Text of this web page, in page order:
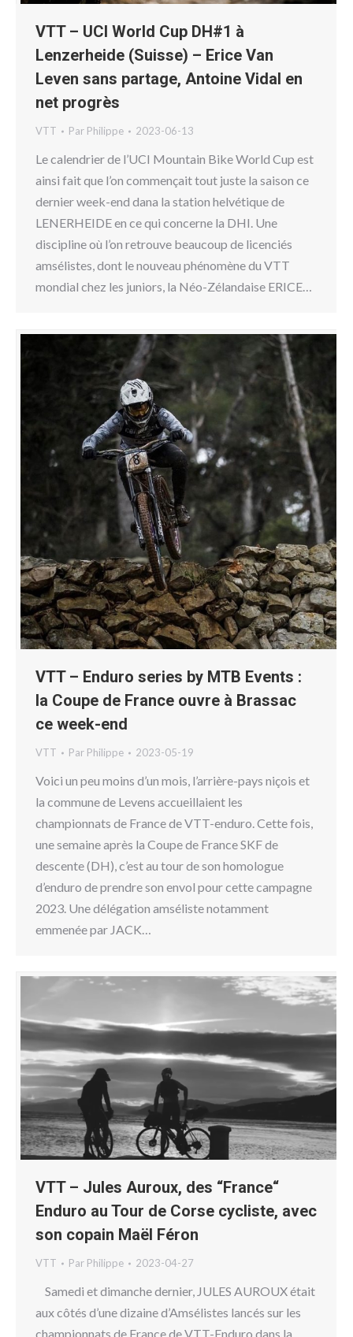
VTT – UCI World Cup DH#1 à
Lenzerheide (Suisse) – Erice Van
Leven sans partage, Antoine Vidal en
net progrès
VTT Par Philippe 2023-06-13
Le calendrier de l’UCI Mountain Bike World Cup est
ainsi fait que l’on commençait tout juste la saison ce
dernier week-end dana la station helvétique de
LENERHEIDE en ce qui concerne la DHI. Une
discipline où l’on retrouve beaucoup de licenciés
amsélistes, dont le nouveau phénomène du VTT
mondial chez les juniors, la Néo-Zélandaise ERICE…
VTT – Enduro series by MTB Events :
la Coupe de France ouvre à Brassac
ce week-end
VTT Par Philippe 2023-05-19
Voici un peu moins d’un mois, l’arrière-pays niçois et
la commune de Levens accueillaient les
championnats de France de VTT-enduro. Cette fois,
une semaine après la Coupe de France SKF de
descente (DH), c’est au tour de son homologue
d’enduro de prendre son envol pour cette campagne
2023. Une délégation amséliste notamment
emmenée par JACK…
VTT – Jules Auroux, des “France“
Enduro au Tour de Corse cycliste, avec
son copain Maël Féron
VTT Par Philippe 2023-04-27
Samedi et dimanche dernier, JULES AUROUX était
aux côtés d’une dizaine d’Amsélistes lancés sur les
championnats de France de VTT-Enduro dans la